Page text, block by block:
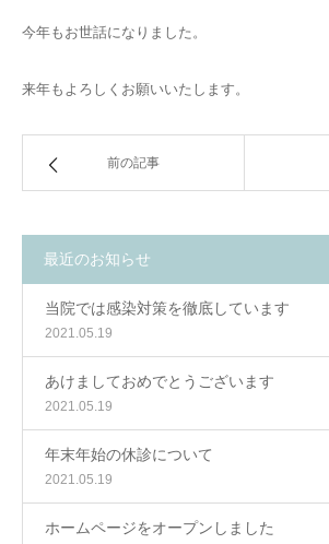
今年もお世話になりました。
来年もよろしくお願いいたします。
前の記事
最近のお知らせ
当院では感染対策を徹底しています
2021.05.19
あけましておめでとうございます
2021.05.19
年末年始の休診について
2021.05.19
ホームページをオープンしました